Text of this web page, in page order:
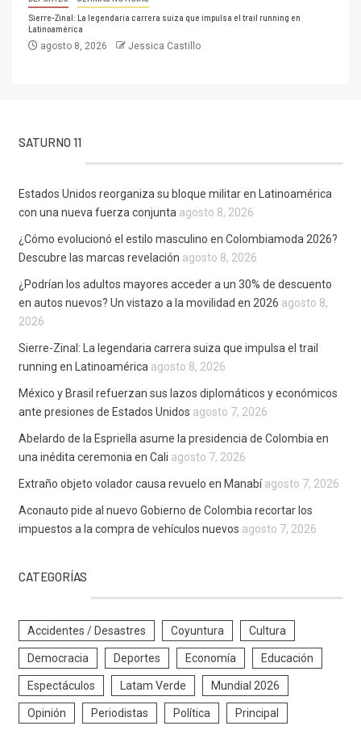
Sierre-Zinal: La legendaria carrera suiza que impulsa el trail running en
Latinoamérica
agosto 8, 2026 Jessica Castillo
SATURNO 11
Estados Unidos reorganiza su bloque militar en Latinoamérica
con una nueva fuerza conjunta agosto 8, 2026
¿Cómo evolucionó el estilo masculino en Colombiamoda 2026?
Descubre las marcas revelación agosto 8, 2026
¿Podrían los adultos mayores acceder a un 30% de descuento
en autos nuevos? Un vistazo a la movilidad en 2026 agosto 8,
2026
Sierre-Zinal: La legendaria carrera suiza que impulsa el trail
running en Latinoamérica agosto 8, 2026
México y Brasil refuerzan sus lazos diplomáticos y económicos
ante presiones de Estados Unidos agosto 7, 2026
Abelardo de la Espriella asume la presidencia de Colombia en
una inédita ceremonia en Cali agosto 7, 2026
Extraño objeto volador causa revuelo en Manabí agosto 7, 2026
Aconauto pide al nuevo Gobierno de Colombia recortar los
impuestos a la compra de vehículos nuevos agosto 7, 2026
CATEGORÍAS
Accidentes / Desastres Coyuntura Cultura
Democracia Deportes Economía Educación
Espectáculos Latam Verde Mundial 2026
Opinión Periodistas Política Principal